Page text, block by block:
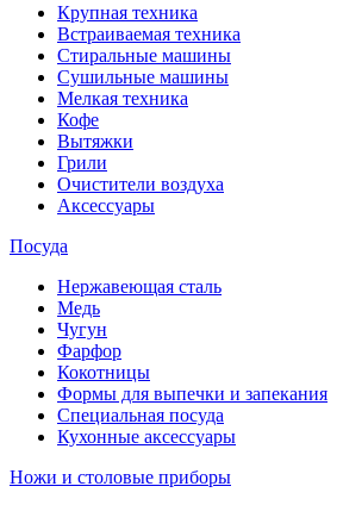
Крупная техника
Встраиваемая техника
Стиральные машины
Сушильные машины
Мелкая техника
Кофе
Вытяжки
Грили
Очистители воздуха
Аксессуары
Посуда
Нержавеющая сталь
Медь
Чугун
Фарфор
Кокотницы
Формы для выпечки и запекания
Специальная посуда
Кухонные аксессуары
Ножи и столовые приборы